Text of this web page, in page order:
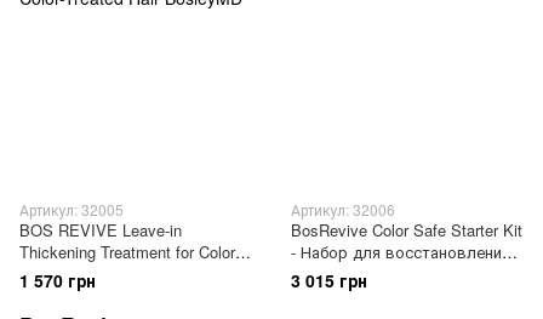
Артикул: 32005
BOS REVIVE Leave-in
Thickening Treatment for Color-
Treated Hair - Уплотняющий
уход для утонченных
1 570 грн
Артикул: 32006
BosRevive Color Safe Starter Kit
- Набор для восстановления
утонченных окрашенных
волос
3 015 грн